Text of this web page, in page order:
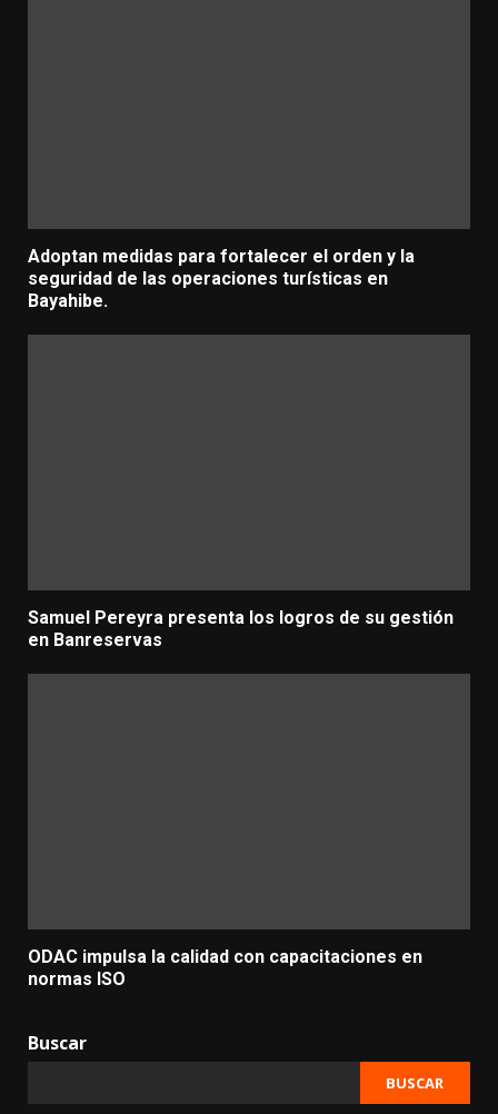
Adoptan medidas para fortalecer el orden y la
seguridad de las operaciones turísticas en
Bayahibe.
Samuel Pereyra presenta los logros de su gestión
en Banreservas
ODAC impulsa la calidad con capacitaciones en
normas ISO
Buscar
BUSCAR